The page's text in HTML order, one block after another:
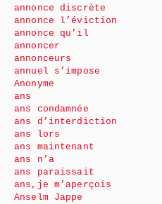
annonce discrète
annonce l’éviction
annonce qu’il
annoncer
annonceurs
annuel s’impose
Anonyme
ans
ans condamnée
ans d’interdiction
ans lors
ans maintenant
ans n’a
ans paraissait
ans,je m’aperçois
Anselm Jappe